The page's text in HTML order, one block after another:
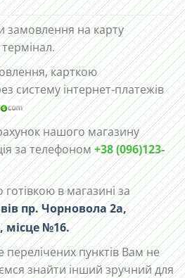
замовлення на карту
карткою
систему інтернет-платежів
нашого магазину
за телефоном+38 (096)123-
в магазині за
пр. Чорновола 2а,
місце №16.
пунктів Вам не
знайти інший зручний для